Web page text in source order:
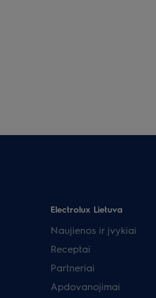
Electrolux Lietuva
Naujienos ir įvykiai
Receptai
Partneriai
Apdovanojimai